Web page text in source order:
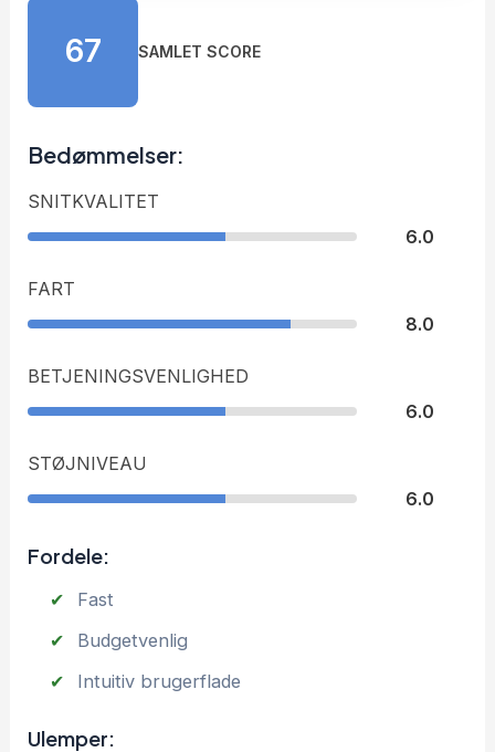
67 SAMLET SCORE
Bedømmelser:
SNITKVALITET
6.0
FART
8.0
BETJENINGSVENLIGHED
6.0
STØJNIVEAU
6.0
Fordele:
Fast
Budgetvenlig
Intuitiv brugerflade
Ulemper: